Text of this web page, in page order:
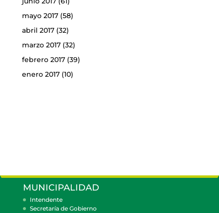
mayo 2017(58)
abril 2017(32)
marzo 2017(32)
febrero 2017(39)
enero 2017(10)
MUNICIPALIDAD
Intendente
Secretaría de Gobierno